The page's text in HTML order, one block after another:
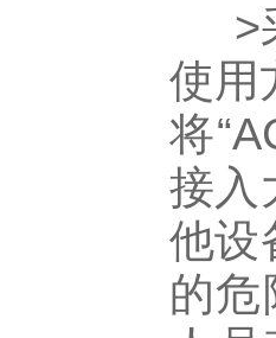
>
使用
将
接入
他设
的